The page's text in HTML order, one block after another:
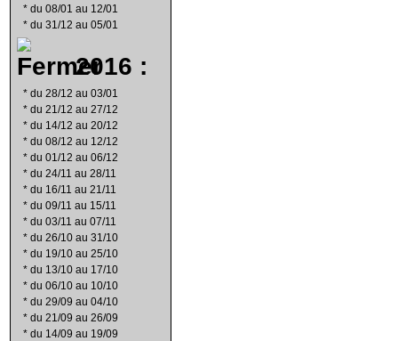
* du 08/01 au 12/01
* du 31/12 au 05/01
2016 :
* du 28/12 au 03/01
* du 21/12 au 27/12
* du 14/12 au 20/12
* du 08/12 au 12/12
* du 01/12 au 06/12
* du 24/11 au 28/11
* du 16/11 au 21/11
* du 09/11 au 15/11
* du 03/11 au 07/11
* du 26/10 au 31/10
* du 19/10 au 25/10
* du 13/10 au 17/10
* du 06/10 au 10/10
* du 29/09 au 04/10
* du 21/09 au 26/09
* du 14/09 au 19/09